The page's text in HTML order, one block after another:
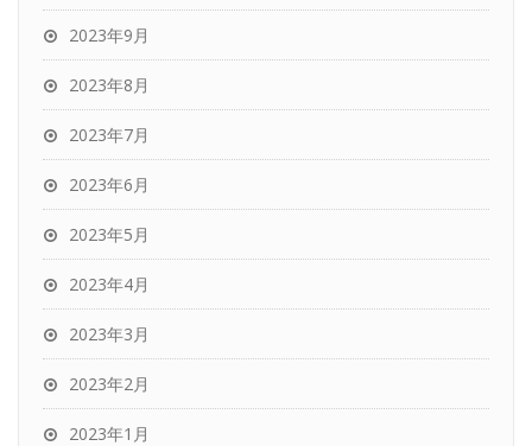
2023年9月
2023年8月
2023年7月
2023年6月
2023年5月
2023年4月
2023年3月
2023年2月
2023年1月